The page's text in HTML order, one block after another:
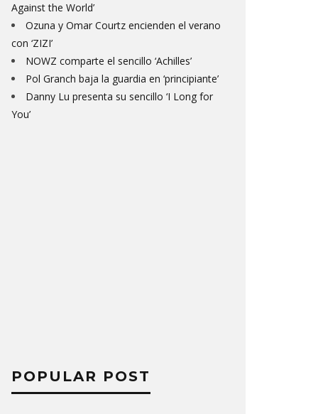
Against the World’
Ozuna y Omar Courtz encienden el verano
con ‘ZIZI’
NOWZ comparte el sencillo ‘Achilles’
Pol Granch baja la guardia en ‘principiante’
Danny Lu presenta su sencillo ‘I Long for
You’
POPULAR POST